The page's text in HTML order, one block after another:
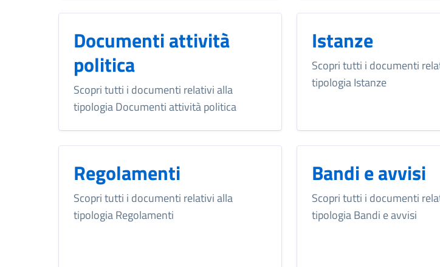
Documenti attività
politica
Scopri tutti i documenti relativi alla
tipologia Documenti attività politica
Istanze
Scopri tutti i documenti
tipologia Istanze
Regolamenti
Scopri tutti i documenti relativi alla
tipologia Regolamenti
Bandi e avvisi
Scopri tutti i documenti
tipologia Bandi e avvisi